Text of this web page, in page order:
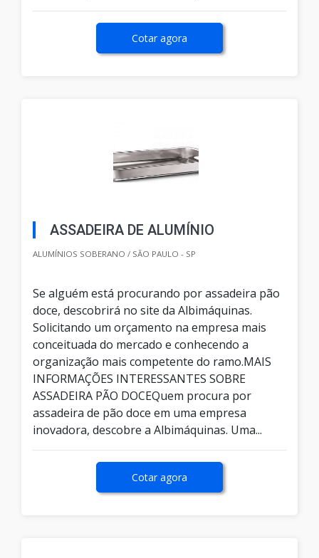
Cotar agora
ASSADEIRA DE ALUMÍNIO
ALUMÍNIOS SOBERANO / SÃO PAULO - SP
Se alguém está procurando por assadeira pão
doce, descobrirá no site da Albimáquinas.
Solicitando um orçamento na empresa mais
conceituada do mercado e conhecendo a
organização mais competente do ramo.MAIS
INFORMAÇÕES INTERESSANTES SOBRE
ASSADEIRA PÃO DOCEQuem procura por
assadeira de pão doce em uma empresa
inovadora, descobre a Albimáquinas. Uma...
Cotar agora